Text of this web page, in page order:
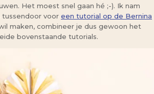
Het moest snel gaan hé ;-). Ik nam
tussendoor voor een tutorial op de Bernina
maken, combineer je dus gewoon het
bovenstaande tutorials.